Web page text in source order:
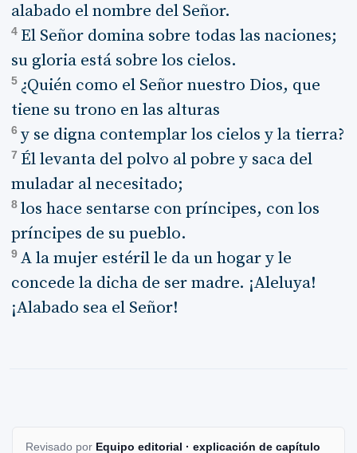
alabado el nombre del Señor.
4 El Señor domina sobre todas las naciones;
su gloria está sobre los cielos.
5 ¿Quién como el Señor nuestro Dios, que
tiene su trono en las alturas
6 y se digna contemplar los cielos y la tierra?
7 Él levanta del polvo al pobre y saca del
muladar al necesitado;
8 los hace sentarse con príncipes, con los
príncipes de su pueblo.
9 A la mujer estéril le da un hogar y le
concede la dicha de ser madre. ¡Aleluya!
¡Alabado sea el Señor!
Revisado por Equipo editorial · explicación de capítulo